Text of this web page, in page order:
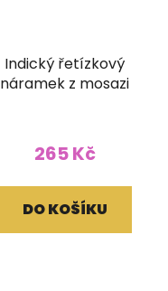
Indický řetízkový
náramek z mosazi
265 Kč
DO KOŠÍKU